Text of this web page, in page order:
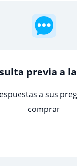
previa a
a sus
comprar